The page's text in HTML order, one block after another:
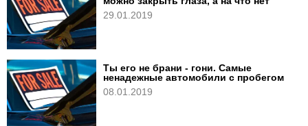
29.01.2019
Ты его не брани - гони. Самые
ненадежные автомобили с пробегом
08.01.2019